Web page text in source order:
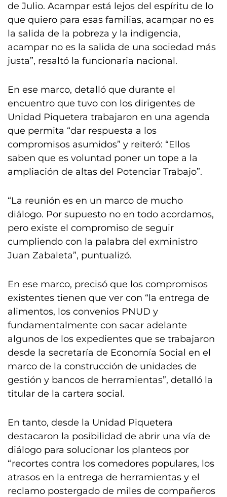
de Julio. Acampar está lejos del espíritu de lo
que quiero para esas familias, acampar no es
la salida de la pobreza y la indigencia,
acampar no es la salida de una sociedad más
justa”, resaltó la funcionaria nacional.
En ese marco, detalló que durante el
encuentro que tuvo con los dirigentes de
Unidad Piquetera trabajaron en una agenda
que permita “dar respuesta a los
compromisos asumidos” y reiteró: “Ellos
saben que es voluntad poner un tope a la
ampliación de altas del Potenciar Trabajo”.
“La reunión es en un marco de mucho
diálogo. Por supuesto no en todo acordamos,
pero existe el compromiso de seguir
cumpliendo con la palabra del exministro
Juan Zabaleta”, puntualizó.
En ese marco, precisó que los compromisos
existentes tienen que ver con “la entrega de
alimentos, los convenios PNUD y
fundamentalmente con sacar adelante
algunos de los expedientes que se trabajaron
desde la secretaría de Economía Social en el
marco de la construcción de unidades de
gestión y bancos de herramientas”, detalló la
titular de la cartera social.
En tanto, desde la Unidad Piquetera
destacaron la posibilidad de abrir una vía de
diálogo para solucionar los planteos por
“recortes contra los comedores populares, los
atrasos en la entrega de herramientas y el
reclamo postergado de miles de compañeros